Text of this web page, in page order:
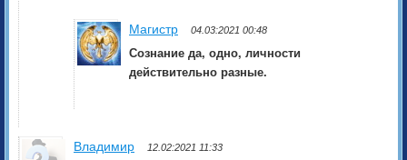
Магистр 04.03:2021 00:48
Сознание да, одно, личности
действительно разные.
Владимир 12.02:2021 11:33